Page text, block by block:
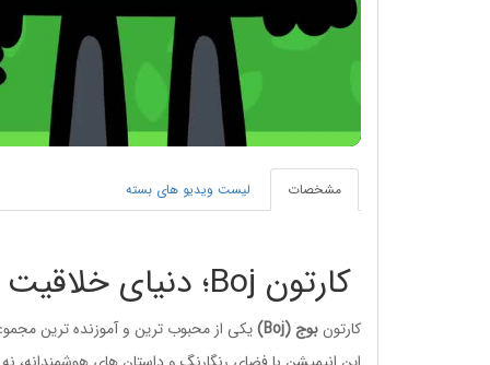
مشخصات لیست ویدیو های بسته
کارتون Boj؛ دنیای خلاقیت و یادگیری زبان برای کودکان 🛠️🌟
کارتونبوج (Boj)
یکی از محبوب ترین و آموزنده ترین